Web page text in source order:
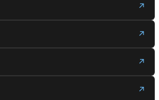
↗
↗
↗
↗